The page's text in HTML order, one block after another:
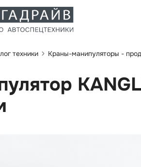
техники Краны-манипуляторы -